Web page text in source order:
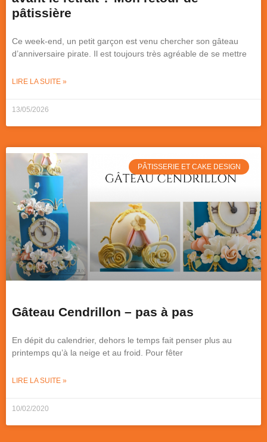
pâtissière
Ce week-end, un petit garçon est venu chercher son gâteau
d’anniversaire pirate. Il est toujours très agréable de se mettre
LIRE LA SUITE »
13/05/2026
PÂTISSERIE ET CAKE DESIGN
Gâteau Cendrillon – pas à pas
En dépit du calendrier, dehors le temps fait penser plus au
printemps qu’à la neige et au froid. Pour fêter
LIRE LA SUITE »
10/02/2020